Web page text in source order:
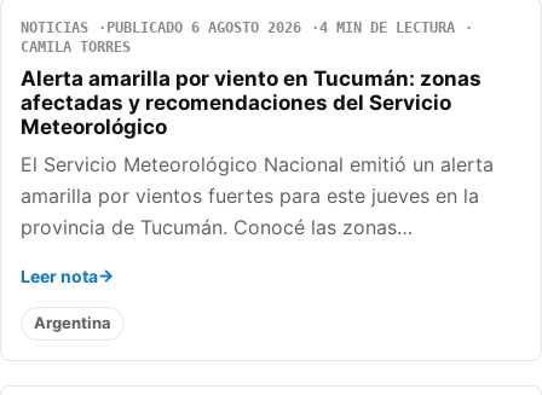
NOTICIAS PUBLICADO 6 AGOSTO 2026
4 MIN DE LECTURA
CAMILA TORRES
Alerta amarilla por viento en Tucumán: zonas
afectadas y recomendaciones del Servicio
Meteorológico
El Servicio Meteorológico Nacional emitió un alerta
amarilla por vientos fuertes para este jueves en la
provincia de Tucumán. Conocé las zonas…
Leer nota
Argentina